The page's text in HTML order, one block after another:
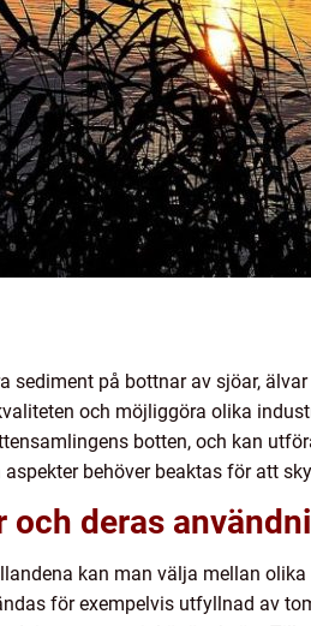
sediment på bottnar av sjöar,
och möjliggöra olika
botten, och kan
behöver beaktas för att
deras
kan man välja mellan
för exempelvis utfyllnad av